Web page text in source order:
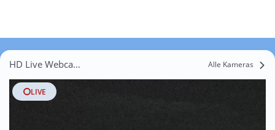
HD Live Webcams Seidlthal Alle Kameras
LIVE